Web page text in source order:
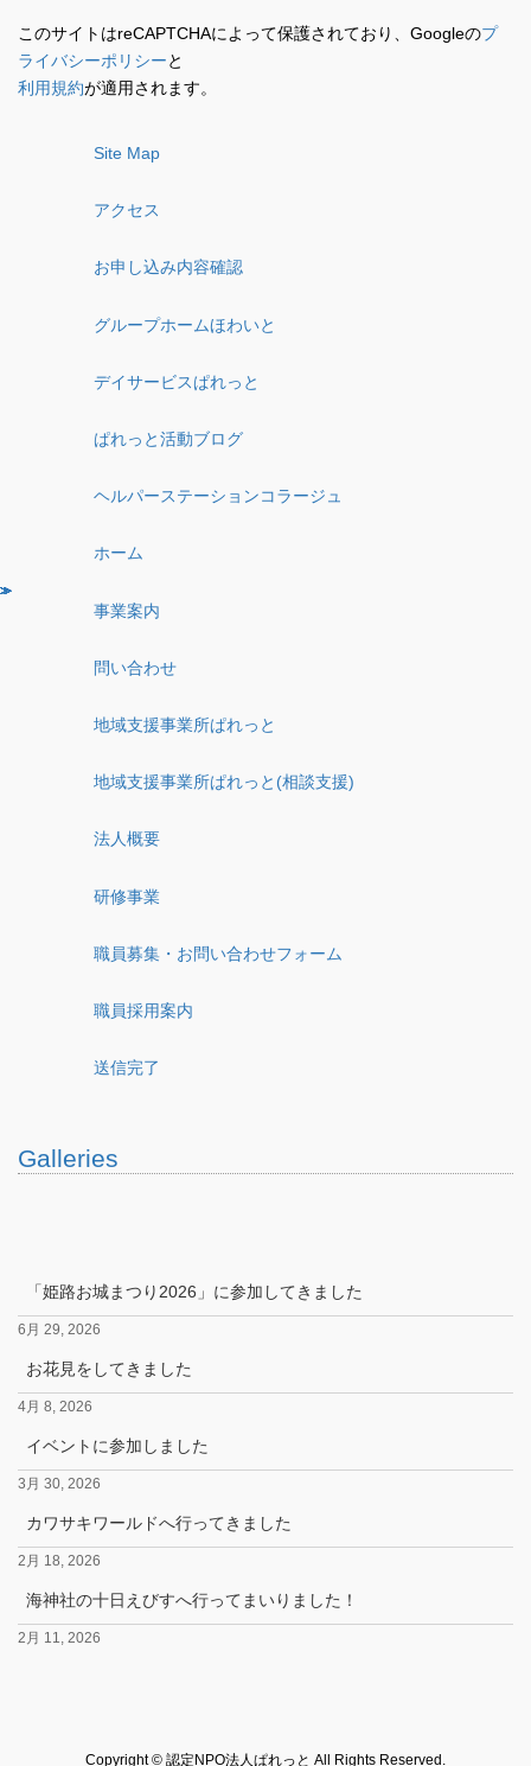
このサイトはreCAPTCHAによって保護されており、Googleのプ
ライバシーポリシーと
利用規約が適用されます。
Site Map
アクセス
お申し込み内容確認
グループホームほわいと
デイサービスぱれっと
ぱれっと活動ブログ
ヘルパーステーションコラージュ
ホーム
事業案内
問い合わせ
地域支援事業所ぱれっと
地域支援事業所ぱれっと(相談支援)
法人概要
研修事業
職員募集・お問い合わせフォーム
職員採用案内
送信完了
Galleries
「姫路お城まつり2026」に参加してきました
6月 29, 2026
お花見をしてきました
4月 8, 2026
イベントに参加しました
3月 30, 2026
カワサキワールドへ行ってきました
2月 18, 2026
海神社の十日えびすへ行ってまいりました！
2月 11, 2026
Copyright © 認定NPO法人ぱれっと All Rights Reserved.